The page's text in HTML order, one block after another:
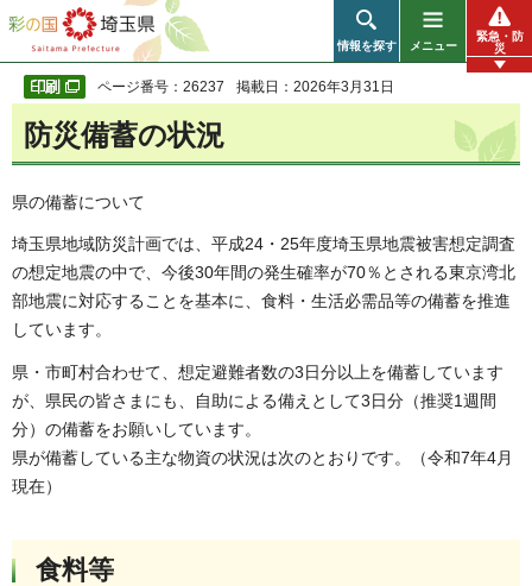
彩の国 埼玉県
情報を探す メニュー
緊急・防
災
ページ番号：26237 掲載日：2026年3月31日
防災備蓄の状況
県の備蓄について
埼玉県地域防災計画では、平成24・25年度埼玉県地震被害想定調査
の想定地震の中で、今後30年間の発生確率が70％とされる東京湾北
部地震に対応することを基本に、食料・生活必需品等の備蓄を推進
しています。
県・市町村合わせて、想定避難者数の3日分以上を備蓄しています
が、県民の皆さまにも、自助による備えとして3日分（推奨1週間
分）の備蓄をお願いしています。
県が備蓄している主な物資の状況は次のとおりです。（令和7年4月
現在）
食料等